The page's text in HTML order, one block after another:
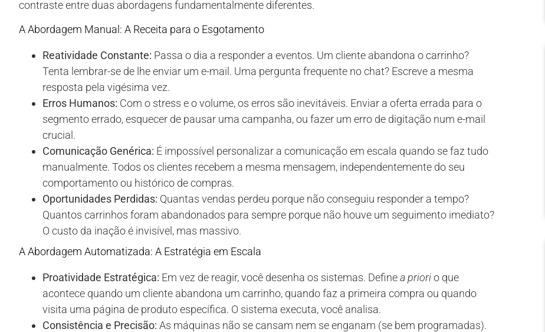
contraste entre duas abordagens fundamentalmente diferentes.
A Abordagem Manual: A Receita para o Esgotamento
Reatividade Constante: Passa o dia a responder a eventos. Um cliente abandona o carrinho?
Tenta lembrar-se de lhe enviar um e-mail. Uma pergunta frequente no chat? Escreve a mesma
resposta pela vigésima vez.
Erros Humanos: Com o stress e o volume, os erros são inevitáveis. Enviar a oferta errada para o
segmento errado, esquecer de pausar uma campanha, ou fazer um erro de digitação num e-mail
crucial.
Comunicação Genérica: É impossível personalizar a comunicação em escala quando se faz tudo
manualmente. Todos os clientes recebem a mesma mensagem, independentemente do seu
comportamento ou histórico de compras.
Oportunidades Perdidas: Quantas vendas perdeu porque não conseguiu responder a tempo?
Quantos carrinhos foram abandonados para sempre porque não houve um seguimento imediato?
O custo da inação é invisível, mas massivo.
A Abordagem Automatizada: A Estratégia em Escala
Proatividade Estratégica: Em vez de reagir, você desenha os sistemas. Definea priorio que
acontece quando um cliente abandona um carrinho, quando faz a primeira compra ou quando
visita uma página de produto específica. O sistema executa, você analisa.
Consistência e Precisão: As máquinas não se cansam nem se enganam (se bem programadas).